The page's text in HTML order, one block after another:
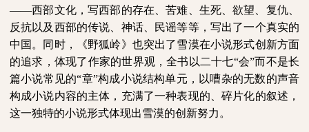
——西部文化，写西部的存在、苦难、生死、欲望、复仇、
反抗以及西部的传说、神话、民谣等等，写出了一个真实的
中国。同时，《野狐岭》也突出了雪漠在小说形式创新方面
的追求，体现了作家的世界观，全书以二十七“会”而不是长
篇小说常见的“章”构成小说结构单元，以嘈杂的无数的声音
构成小说内容的主体，充满了一种表现的、碎片化的叙述，
这一独特的小说形式体现出雪漠的创新努力。